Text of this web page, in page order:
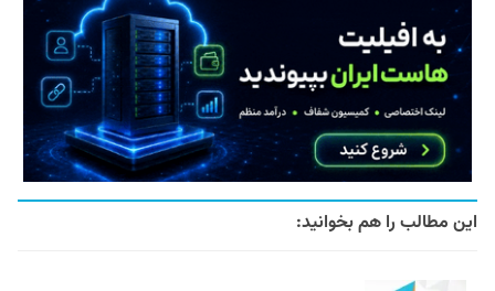
این مطالب را هم بخوانید: